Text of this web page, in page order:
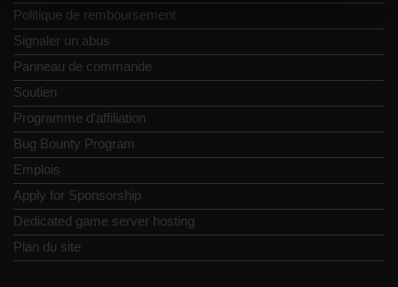
Politique de remboursement
Signaler un abus
Panneau de commande
Soutien
Programme d'affiliation
Bug Bounty Program
Emplois
Apply for Sponsorship
Dedicated game server hosting
Plan du site